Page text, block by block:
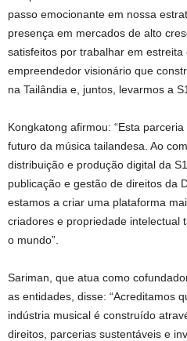
passo emocionante em nossa
presença em mercados de alto
satisfeitos por trabalhar em
empreendedor visionário que
na Tailândia e, juntos, levarmos a
Kongkatong afirmou: “Esta
futuro da música tailandesa. Ao
distribuição e produção digital da
publicação e gestão de direitos da
estamos a criar uma plataforma
criadores e propriedade intelectual
o mundo”.
Sariman, que atua como
as entidades, disse: “Acreditamos
indústria musical é construído
direitos, parcerias sustentáveis ​​e